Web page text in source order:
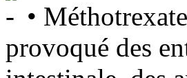
•
provoqué des